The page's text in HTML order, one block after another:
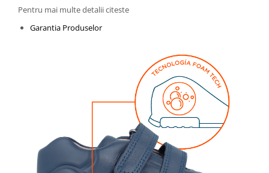
Pentru mai multe detalii citeste
Garantia Produselor